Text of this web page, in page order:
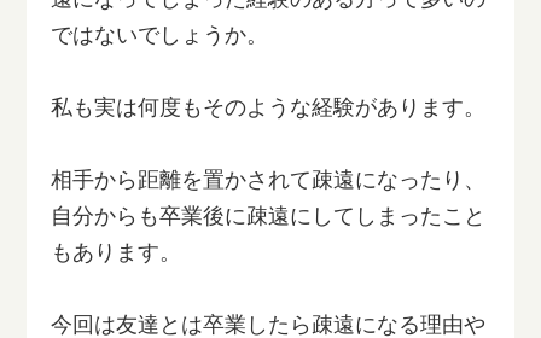
ではないでしょうか。
私も実は何度もそのような経験があります。
相手から距離を置かされて疎遠になったり、
自分からも卒業後に疎遠にしてしまったこと
もあります。
今回は友達とは卒業したら疎遠になる理由や